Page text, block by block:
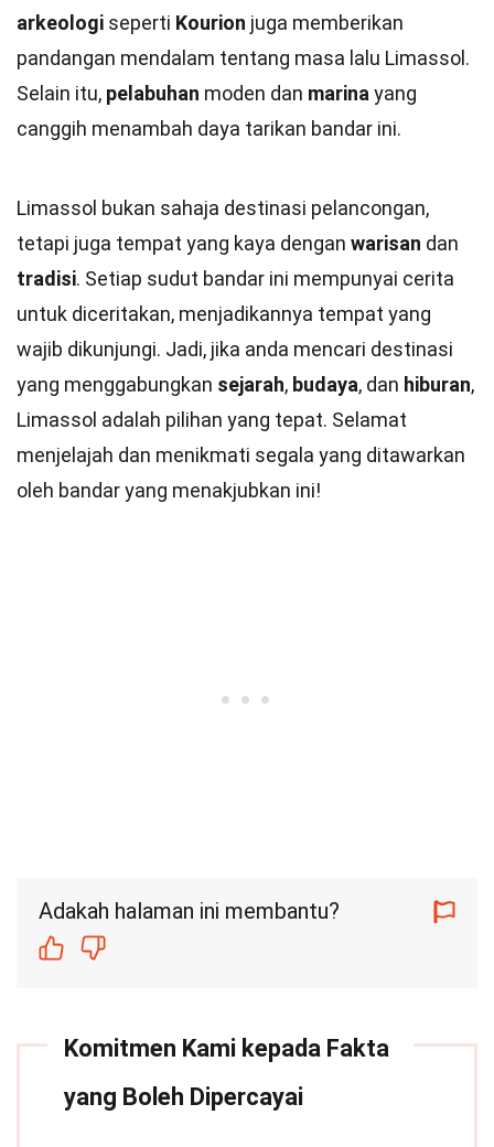
arkeologi seperti Kourion juga memberikan
pandangan mendalam tentang masa lalu Limassol.
Selain itu, pelabuhan moden dan marina yang
canggih menambah daya tarikan bandar ini.
Limassol bukan sahaja destinasi pelancongan,
tetapi juga tempat yang kaya dengan warisan dan
tradisi. Setiap sudut bandar ini mempunyai cerita
untuk diceritakan, menjadikannya tempat yang
wajib dikunjungi. Jadi, jika anda mencari destinasi
yang menggabungkan sejarah, budaya, dan hiburan,
Limassol adalah pilihan yang tepat. Selamat
menjelajah dan menikmati segala yang ditawarkan
oleh bandar yang menakjubkan ini!
Adakah halaman ini membantu?
Komitmen Kami kepada Fakta
yang Boleh Dipercayai